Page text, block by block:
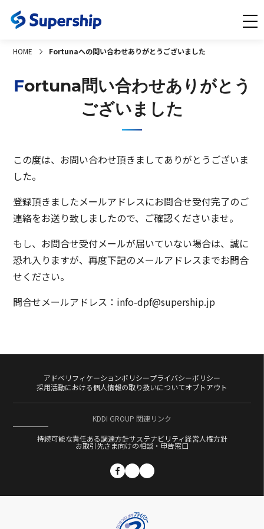
HOME Fortunaへの問い合わせありがとうございました
Fortuna問い合わせありがとう
ございました
この度は、お問い合わせ頂きましてありがとうございま
した。
登録頂きましたメールアドレスにお問合せ受付完了のご
連絡をお送り致しましたので、ご確認くださいませ。
もし、お問合せ受付メールが届いていない場合は、誠に
恐れ入りますが、再度下記のメールアドレスまでお問合
せください。
問合せメールアドレス：info-dpf@supership.jp
アドベリフィケーションポリシープライバシーポリシー
採用活動における個人情報の取り扱いについてオプトアウト
KDDI GROUP 関連リンク
持続可能な責任ある調達方針サステナビリティ経営人権方針
お取引先さま向けの相談・申告窓口